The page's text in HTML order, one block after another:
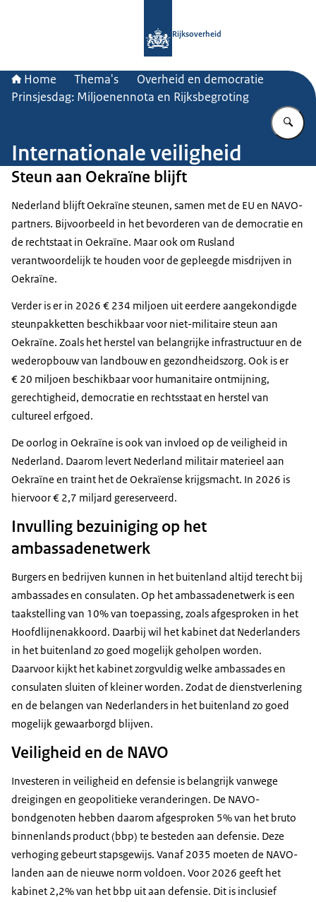
Rijksoverheid
Home Thema's
Overheid en democratie
Prinsjesdag: Miljoenennota en Rijksbegroting
Internationale veiligheid
Steun aan Oekraïne blijft
Nederland blijft Oekraïne steunen, samen met de EU en NAVO-
partners. Bijvoorbeeld in het bevorderen van de democratie en
de rechtstaat in Oekraïne. Maar ook om Rusland
verantwoordelijk te houden voor de gepleegde misdrijven in
Oekraïne.
Verder is er in 2026 € 234 miljoen uit eerdere aangekondigde
steunpakketten beschikbaar voor niet-militaire steun aan
Oekraïne. Zoals het herstel van belangrijke infrastructuur en de
wederopbouw van landbouw en gezondheidszorg. Ook is er
€ 20 miljoen beschikbaar voor humanitaire ontmijning,
gerechtigheid, democratie en rechtsstaat en herstel van
cultureel erfgoed.
De oorlog in Oekraïne is ook van invloed op de veiligheid in
Nederland. Daarom levert Nederland militair materieel aan
Oekraïne en traint het de Oekraïense krijgsmacht. In 2026 is
hiervoor € 2,7 miljard gereserveerd.
Invulling bezuiniging op het
ambassadenetwerk
Burgers en bedrijven kunnen in het buitenland altijd terecht bij
ambassades en consulaten. Op het ambassadenetwerk is een
taakstelling van 10% van toepassing, zoals afgesproken in het
Hoofdlijnenakkoord. Daarbij wil het kabinet dat Nederlanders
in het buitenland zo goed mogelijk geholpen worden.
Daarvoor kijkt het kabinet zorgvuldig welke ambassades en
consulaten sluiten of kleiner worden. Zodat de dienstverlening
en de belangen van Nederlanders in het buitenland zo goed
mogelijk gewaarborgd blijven.
Veiligheid en de NAVO
Investeren in veiligheid en defensie is belangrijk vanwege
dreigingen en geopolitieke veranderingen. De NAVO-
bondgenoten hebben daarom afgesproken 5% van het bruto
binnenlands product (bbp) te besteden aan defensie. Deze
verhoging gebeurt stapsgewijs. Vanaf 2035 moeten de NAVO-
landen aan de nieuwe norm voldoen. Voor 2026 geeft het
kabinet 2,2% van het bbp uit aan defensie. Dit is inclusief